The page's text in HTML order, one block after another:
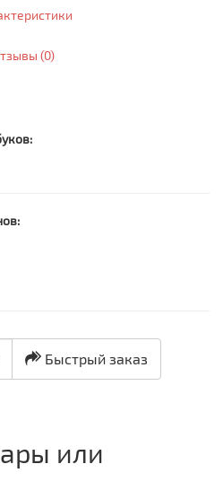
(0)
Быстрый заказ
или